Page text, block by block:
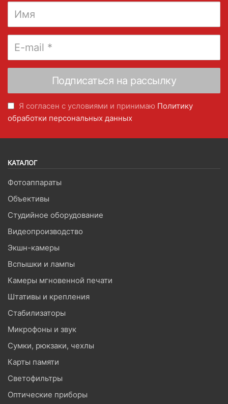
Я согласен с условиями и принимаю Политику
обработки персональных данных
КАТАЛОГ
Фотоаппараты
Объективы
Студийное оборудование
Видеопроизводство
Экшн-камеры
Вспышки и лампы
Камеры мгновенной печати
Штативы и крепления
Стабилизаторы
Микрофоны и звук
Сумки, рюкзаки, чехлы
Карты памяти
Светофильтры
Оптические приборы